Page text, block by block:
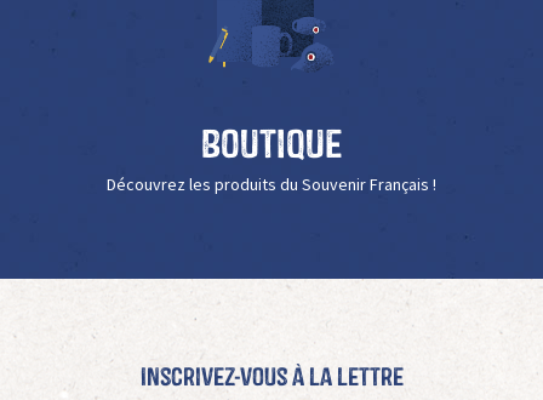
Boutique
Découvrez les produits du Souvenir Français !
Inscrivez-vous à La Lettre